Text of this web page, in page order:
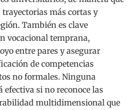
trayectorias más cortas y
También es clave
vocacional temprana,
entre pares y asegurar
de competencias
no formales. Ninguna
efectiva si no reconoce las
multidimensional que